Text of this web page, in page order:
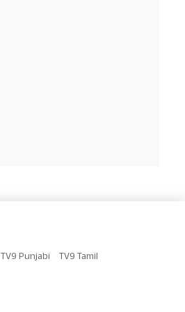
TV9 Punjabi TV9 Tamil